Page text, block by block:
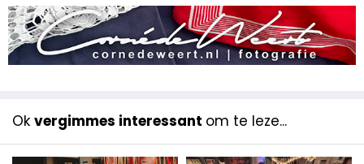
Ok vergimmes interessant om te leze...